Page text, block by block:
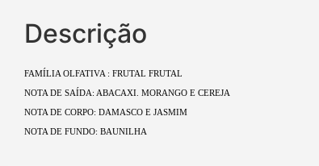
Descrição
FAMÍLIA OLFATIVA : FRUTAL FRUTAL
NOTA DE SAÍDA: ABACAXI. MORANGO E CEREJA
NOTA DE CORPO: DAMASCO E JASMIM
NOTA DE FUNDO: BAUNILHA